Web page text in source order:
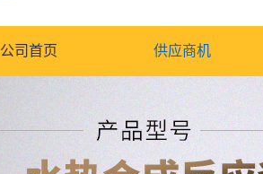
公司首页 供应商机